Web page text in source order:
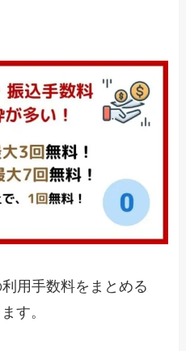
用手数料をまとめる
す。